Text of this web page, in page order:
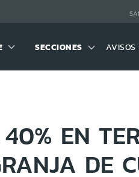
SECCIONES AVISOS
EN
DE